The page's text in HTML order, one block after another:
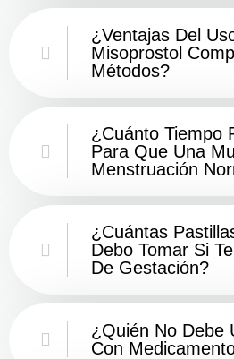
¿Ventajas Del
Misoprostol
Métodos?
¿Cuánto Tiempo
Para Que Una
Menstruación
¿Cuántas
Debo Tomar Si
De Gestación?
¿Quién No Debe
Con